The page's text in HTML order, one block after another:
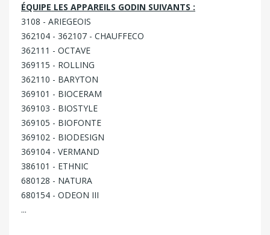
ÉQUIPE LES APPAREILS GODIN SUIVANTS :
3108 - ARIEGEOIS
362104 - 362107 - CHAUFFECO
362111 - OCTAVE
369115 - ROLLING
362110 - BARYTON
369101 - BIOCERAM
369103 - BIOSTYLE
369105 - BIOFONTE
369102 - BIODESIGN
369104 - VERMAND
386101 - ETHNIC
680128 - NATURA
680154 - ODEON III
...